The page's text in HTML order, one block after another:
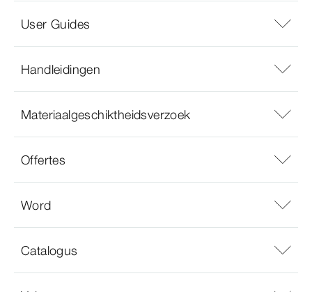
User Guides
Handleidingen
Materiaalgeschiktheidsverzoek
Offertes
Word
Catalogus